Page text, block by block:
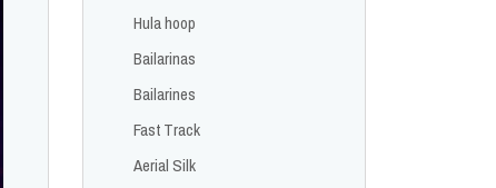
Hula hoop
Bailarinas
Bailarines
Fast Track
Aerial Silk